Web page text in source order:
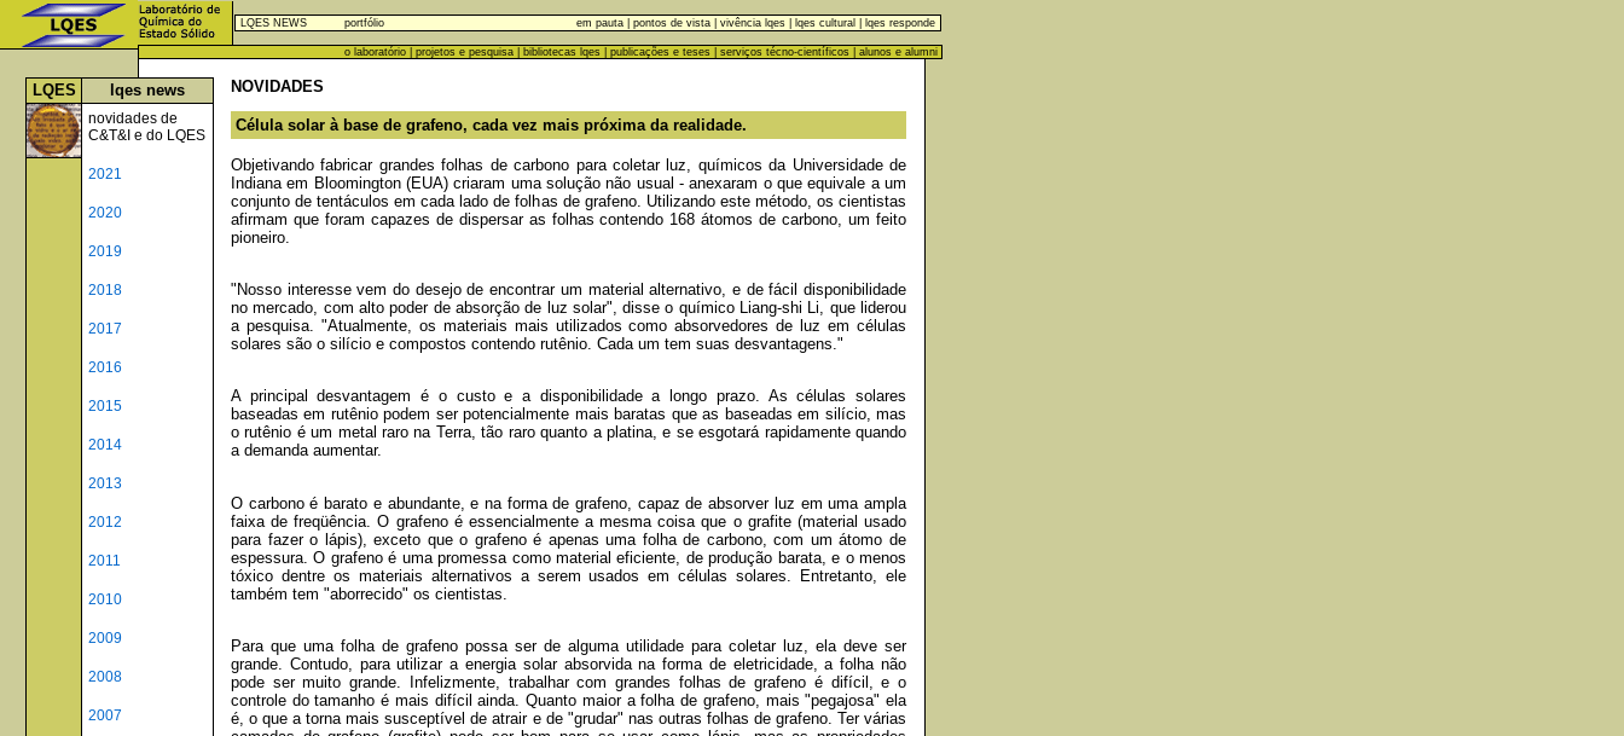
LQES NEWS portfólio em pauta pontos de vista vivência lqes lqes cultural lqes responde
o laboratório projetos e pesquisa bibliotecas lqes publicações e teses serviços técno-científicos alunos e alumni
LQES lqes news
novidades de
C&T&I e do LQES
2021
2020
2019
2018
2017
2016
2015
2014
2013
2012
2011
2010
2009
2008
2007
NOVIDADES
Célula solar à base de grafeno, cada vez mais próxima da realidade.
Objetivando fabricar grandes folhas de carbono para coletar luz, químicos da Universidade de
Indiana em Bloomington (EUA) criaram uma solução não usual - anexaram o que equivale a um
conjunto de tentáculos em cada lado de folhas de grafeno. Utilizando este método, os cientistas
afirmam que foram capazes de dispersar as folhas contendo 168 átomos de carbono, um feito
pioneiro.
"Nosso interesse vem do desejo de encontrar um material alternativo, e de fácil disponibilidade
no mercado, com alto poder de absorção de luz solar", disse o químico Liang-shi Li, que liderou
a pesquisa. "Atualmente, os materiais mais utilizados como absorvedores de luz em células
solares são o silício e compostos contendo rutênio. Cada um tem suas desvantagens."
A principal desvantagem é o custo e a disponibilidade a longo prazo. As células solares
baseadas em rutênio podem ser potencialmente mais baratas que as baseadas em silício, mas
o rutênio é um metal raro na Terra, tão raro quanto a platina, e se esgotará rapidamente quando
a demanda aumentar.
O carbono é barato e abundante, e na forma de grafeno, capaz de absorver luz em uma ampla
faixa de freqüência. O grafeno é essencialmente a mesma coisa que o grafite (material usado
para fazer o lápis), exceto que o grafeno é apenas uma folha de carbono, com um átomo de
espessura. O grafeno é uma promessa como material eficiente, de produção barata, e o menos
tóxico dentre os materiais alternativos a serem usados em células solares. Entretanto, ele
também tem "aborrecido" os cientistas.
Para que uma folha de grafeno possa ser de alguma utilidade para coletar luz, ela deve ser
grande. Contudo, para utilizar a energia solar absorvida na forma de eletricidade, a folha não
pode ser muito grande. Infelizmente, trabalhar com grandes folhas de grafeno é difícil, e o
controle do tamanho é mais difícil ainda. Quanto maior a folha de grafeno, mais "pegajosa" ela
é, o que a torna mais susceptível de atrair e de "grudar" nas outras folhas de grafeno. Ter várias